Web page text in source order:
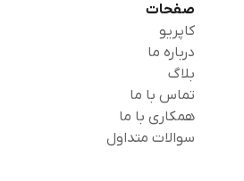
صفحات
کاپریو
درباره ما
بلاگ
تماس با ما
همکاری با ما
سوالات متداول